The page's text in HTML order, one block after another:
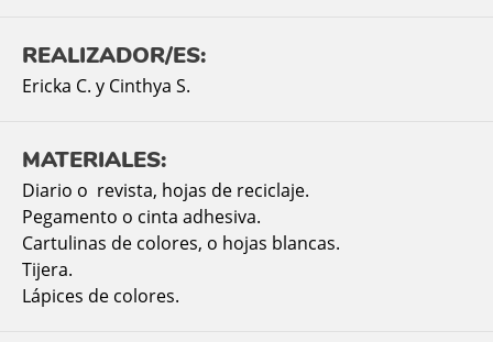
REALIZADOR/ES:
Ericka C. y Cinthya S.
MATERIALES:
Diario o revista, hojas de reciclaje.
Pegamento o cinta adhesiva.
Cartulinas de colores, o hojas blancas.
Tijera.
Lápices de colores.